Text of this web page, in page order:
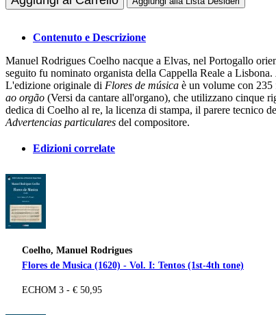
Contenuto e Descrizione
Manuel Rodrigues Coelho nacque a Elvas, nel Portogallo
seguito fu nominato organista della Cappella Reale a Lisbona.
L'edizione originale di Flores de música è un volume con
ao orgão (Versi da cantare all'organo), che utilizzano cinque
dedica di Coelho al re, la licenza di stampa, il parere tecnico
Advertencias particulares del compositore.
Edizioni correlate
Coelho, Manuel Rodrigues
Flores de Musica (1620) - Vol. I: Tentos (1st-4th tone)
ECHOM 3 - € 50,95